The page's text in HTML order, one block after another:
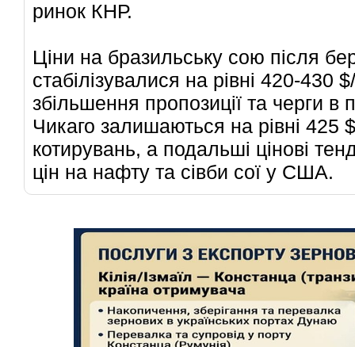
ринок КНР.
Ціни на бразильську сою після
стабілізувалися на рівні 420-
збільшення пропозиції та черги
Чикаго залишаються на рівні 425
котирувань, а подальші цінові
цін на нафту та сівби сої у США.